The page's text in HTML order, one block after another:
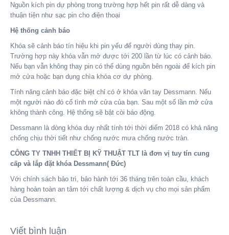
Nguồn kích pin dự phòng trong trường hợp hết pin rất dễ dàng và
thuận tiện như sạc pin cho điện thoại
Hệ thống cảnh báo
Khóa sẽ cảnh báo tín hiệu khi pin yếu để người dùng thay pin.
Trường hợp này khóa vẫn mở được tới 200 lần từ lúc có cảnh báo.
Nếu bạn vẫn không thay pin có thể dùng nguồn bên ngoài để kích pin
mở cửa hoặc bạn dụng chìa khóa cơ dự phòng.
Tính năng cảnh báo đặc biệt chỉ có ở khóa vân tay Dessmann. Nếu
một người nào đó cố tình mở cửa của bạn. Sau một số lần mở cửa
không thành công. Hệ thống sẽ bật còi báo động.
Dessmann là dòng khóa duy nhất tính tới thời điểm 2018 có khả năng
chống chịu thời tiết như chống nước mưa chống nước tràn.
CÔNG TY TNHH THIẾT BỊ KỸ THUẬT TLT là đơn vị tuy tín cung
cấp và lắp đặt khóa Dessmann( Đức)
Với chính sách bảo trì, bảo hành tới 36 tháng trên toàn cầu, khách
hàng hoàn toàn an tâm tới chất lượng & dịch vụ cho mọi sản phẩm
của Dessmann.
Viết bình luận